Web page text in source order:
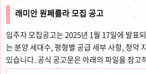
래미안 원페를라 모집 공고
입주자 모집공고는 2025년 1월 17일에 발표
는 분양 세대수, 평형별 공급 세부 사항, 청약
있습니다. 공식 공고문은 아래의 파일을 참고